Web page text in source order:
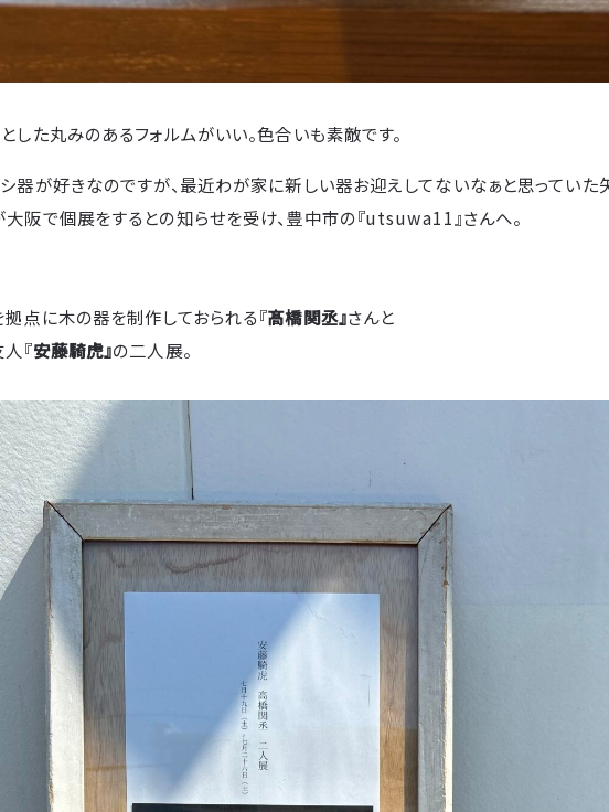
した丸みのあるフォルムがいい。色合いも素敵です。
器が好きなのですが、最近わが家に新しい器お迎えしてないなぁと思っていた
阪で個展をするとの知らせを受け、豊中市の『utsuwa11』さんへ。
点に木の器を制作しておられる『髙橋関丞』さんと
『安藤騎虎』の二人展。